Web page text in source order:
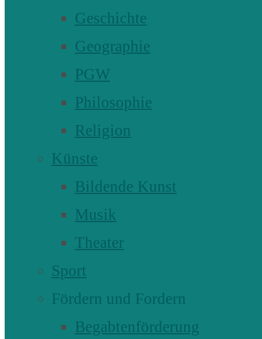
Geschichte
Geographie
PGW
Philosophie
Religion
Künste
Bildende Kunst
Musik
Theater
Sport
Fördern und Fordern
Begabtenförderung